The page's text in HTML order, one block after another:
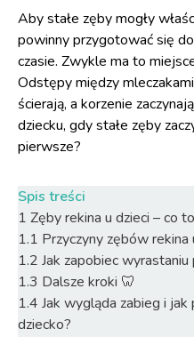
Aby stałe zęby mogły
powinny przygotować się
czasie. Zwykle ma to
Odstępy między
ścierają, a korzenie
dziecku, gdy stałe zęby
pierwsze?
Spis treści
1 Zęby rekina u dzieci – co
1.1 Przyczyny zębów rekina
1.2 Jak zapobiec
1.3 Dalsze kroki 🦷
1.4 Jak wygląda zabieg i
dziecko?